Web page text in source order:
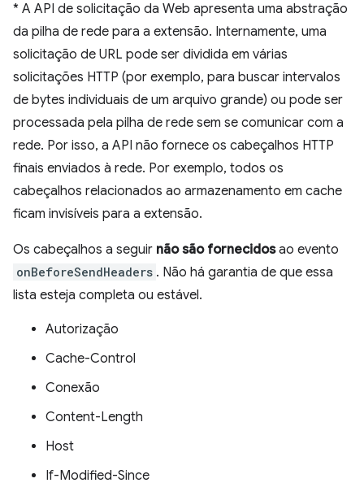
* A API de solicitação da Web apresenta uma abstração
da pilha de rede para a extensão. Internamente, uma
solicitação de URL pode ser dividida em várias
solicitações HTTP (por exemplo, para buscar intervalos
de bytes individuais de um arquivo grande) ou pode ser
processada pela pilha de rede sem se comunicar com a
rede. Por isso, a API não fornece os cabeçalhos HTTP
finais enviados à rede. Por exemplo, todos os
cabeçalhos relacionados ao armazenamento em cache
ficam invisíveis para a extensão.
Os cabeçalhos a seguir não são fornecidosao evento
onBeforeSendHeaders . Não há garantia de que essa
lista esteja completa ou estável.
Autorização
Cache-Control
Conexão
Content-Length
Host
If-Modified-Since